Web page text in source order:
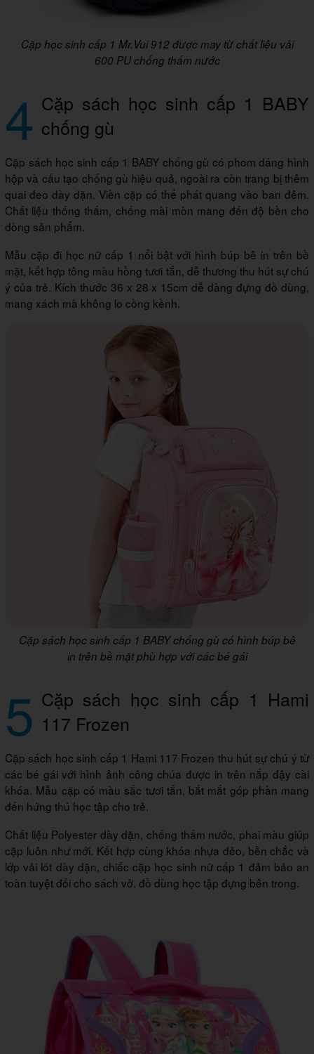
Cặp học sinh cấp 1 Mr.Vui 912 được may từ chất liệu vải
600 PU chống thấm nước
4 Cặp sách học sinh cấp 1 BABY
chống gù
Cặp sách học sinh cấp 1 BABY chống gù có phom dáng hình
hộp và cấu tạo chống gù hiệu quả, ngoài ra còn trang bị thêm
quai đeo dày dặn. Viền cặp có thể phát quang vào ban đêm.
Chất liệu thống thấm, chống mài mòn mang đến độ bền cho
dòng sản phẩm.
Mẫu cặp đi học nữ cấp 1 nổi bật với hình búp bê in trên bề
mặt, kết hợp tông màu hồng tươi tắn, dễ thương thu hút sự chú
ý của trẻ. Kích thước 36 x 28 x 15cm dễ dàng đựng đồ dùng,
mang xách mà không lo cồng kềnh.
Cặp sách học sinh cấp 1 BABY chống gù có hình búp bê
in trên bề mặt phù hợp với các bé gái
5 Cặp sách học sinh cấp 1 Hami
117 Frozen
Cặp sách học sinh cấp 1 Hami 117 Frozen thu hút sự chú ý từ
các bé gái với hình ảnh công chúa được in trên nắp đậy cài
khóa. Mẫu cặp có màu sắc tươi tắn, bắt mắt góp phần mang
đến hứng thú học tập cho trẻ.
Chất liệu Polyester dày dặn, chống thấm nước, phai màu giúp
cặp luôn như mới. Kết hợp cùng khóa nhựa dẻo, bền chắc và
lớp vải lót dày dặn, chiếc cặp học sinh nữ cấp 1 đảm bảo an
toàn tuyệt đối cho sách vở, đồ dùng học tập đựng bên trong.